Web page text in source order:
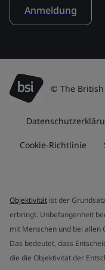
Anmeldung
© The
Cookie-Richtlinie
Objektivität ist der
erbringt. Unbefangenheit
mit Menschen und bei
Das bedeutet, dass
die die Objektivität der